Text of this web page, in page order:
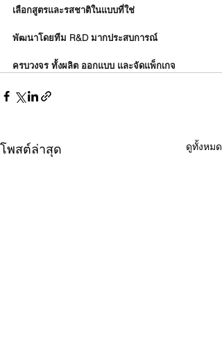
เลือกสูตรและรสชาติในแบบที่ใช่
พัฒนาโดยทีม R&D มากประสบการณ์
ครบวงจร ทั้งผลิต ออกแบบ และจัดแพ็กเกจ
โพสต์ล่าสุด ดูทั้งหมด